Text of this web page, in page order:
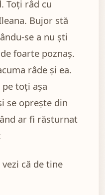
Toți râd cu
Bujor stă
se a nu ști
foarte poznaș.
râde și ea.
pe toți așa
se oprește din
ar fi răsturnat
că de tine